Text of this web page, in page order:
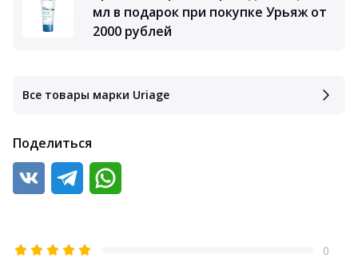
мл в подарок при покупке Урьяж от
2000 рублей
Все товары марки Uriage
Поделиться
0